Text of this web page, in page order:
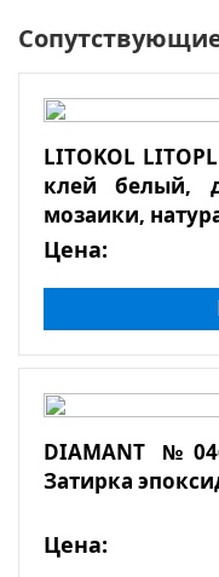
LITOKOL
клей белый,
мозаики,
Цена:
DIAMANT
Затирка
Цена: